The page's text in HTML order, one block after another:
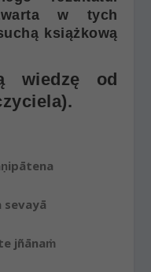
w tych
książkową
wiedzę od
sevayā
jñānaṁ